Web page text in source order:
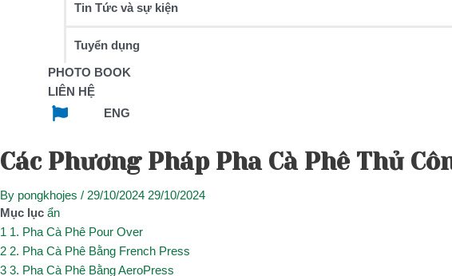
Tin Tức và sự kiện
Tuyển dụng
PHOTO BOOK
LIÊN HỆ
ENG
Các Phương Pháp Pha Cà Phê Thủ
By pongkhojes / 29/10/2024 29/10/2024
Mục lục ẩn
1 1. Pha Cà Phê Pour Over
2 2. Pha Cà Phê Bằng French Press
3 3. Pha Cà Phê Bằng AeroPress